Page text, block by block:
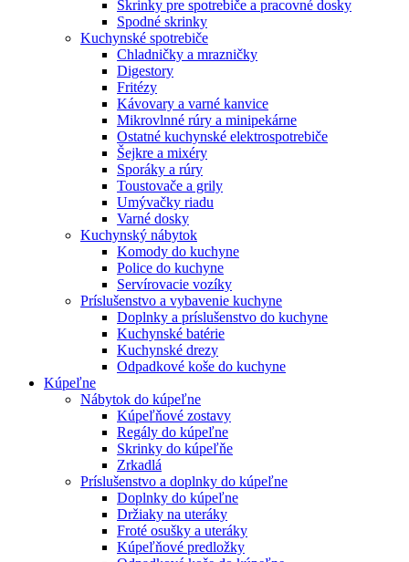
Skrinky pre spotrebiče a pracovné dosky
Spodné skrinky
Kuchynské spotrebiče
Chladničky a mrazničky
Digestory
Fritézy
Kávovary a varné kanvice
Mikrovlnné rúry a minipekárne
Ostatné kuchynské elektrospotrebiče
Šejkre a mixéry
Sporáky a rúry
Toustovače a grily
Umývačky riadu
Varné dosky
Kuchynský nábytok
Komody do kuchyne
Police do kuchyne
Servírovacie vozíky
Príslušenstvo a vybavenie kuchyne
Doplnky a príslušenstvo do kuchyne
Kuchynské batérie
Kuchynské drezy
Odpadkové koše do kuchyne
Kúpeľne
Nábytok do kúpeľne
Kúpeľňové zostavy
Regály do kúpeľne
Skrinky do kúpeľňe
Zrkadlá
Príslušenstvo a doplnky do kúpeľne
Doplnky do kúpeľne
Držiaky na uteráky
Froté osušky a uteráky
Kúpeľňové predložky